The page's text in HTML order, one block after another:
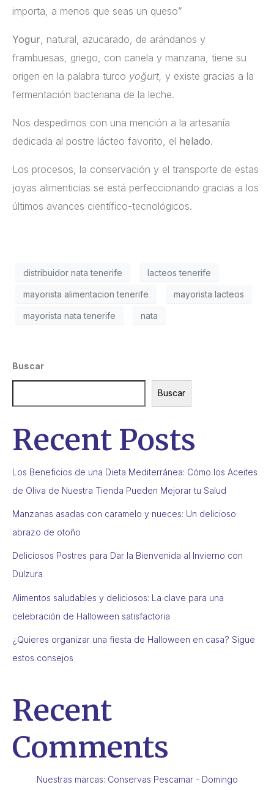
importa, a menos que seas un queso”
Yogur, natural, azucarado, de arándanos y
frambuesas, griego, con canela y manzana, tiene su
origen en la palabra turco yoğurt, y existe gracias a la
fermentación bacteriana de la leche.
Nos despedimos con una mención a la artesanía
dedicada al postre lácteo favorito, el helado.
Los procesos, la conservación y el transporte de estas
joyas alimenticias se está perfeccionando gracias a los
últimos avances científico-tecnológicos.
distribuidor nata tenerife lacteos tenerife
mayorista alimentacion tenerife mayorista lacteos
mayorista nata tenerife nata
Buscar
Buscar
Recent Posts
Los Beneficios de una Dieta Mediterránea: Cómo los Aceites
de Oliva de Nuestra Tienda Pueden Mejorar tu Salud
Manzanas asadas con caramelo y nueces: Un delicioso
abrazo de otoño
Deliciosos Postres para Dar la Bienvenida al Invierno con
Dulzura
Alimentos saludables y deliciosos: La clave para una
celebración de Halloween satisfactoria
¿Quieres organizar una fiesta de Halloween en casa? Sigue
estos consejos
Recent
Comments
Nuestras marcas: Conservas Pescamar - Domingo